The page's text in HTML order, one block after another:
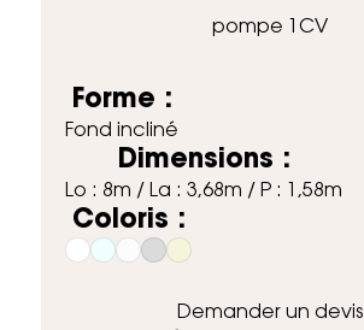
pompe 1CV
Forme :
Fond incliné
Dimensions :
Lo : 8m / La : 3,68m / P : 1,58m
Coloris :
Demander un devis